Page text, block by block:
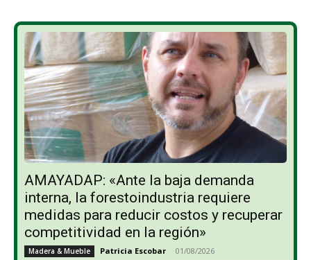
AMAYADAP: «Ante la baja demanda
interna, la forestoindustria requiere
medidas para reducir costos y recuperar
competitividad en la región»
Madera & Mueble Patricia Escobar - 01/08/2026